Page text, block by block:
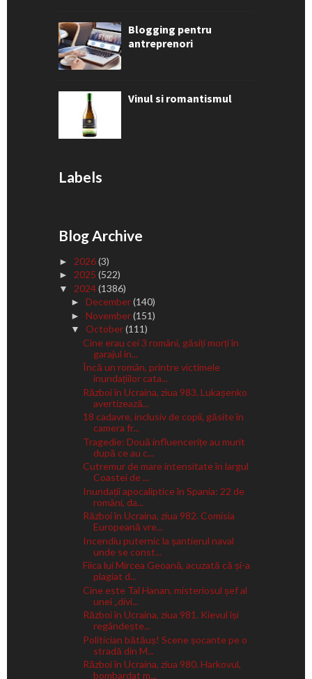
Blogging pentru
antreprenori
Vinul si romantismul
Labels
Blog Archive
► 2026(3)
► 2025 (522)
▼ 2024(1386)
► December(140)
► November(151)
▼ October(111)
Cine erau cei 3 români, găsiți morți în
garajul in...
Încă un român, printre victimele
inundațiilor cata...
Război în Ucraina, ziua 983. Lukașenko
avertizează...
18 cadavre, inclusiv de copii, găsite în
camera fr...
Tragedie: Două influencerițe au murit
după ce au c...
Cutremur de mare intensitate în largul
Coastei de ...
Inundații apocaliptice în Spania: 22 de
români, da...
Război în Ucraina, ziua 982. Comisia
Europeană vre...
Incendiu puternic la șantierul naval
unde se const...
Fiica lui Mircea Geoană, acuzată că și-a
plagiat d...
Cine este Tal Hanan, misteriosul șef al
unei „divi...
Război în Ucraina, ziua 981. Kievul își
regândește...
Politician bătăuș! Scene șocante pe o
stradă din M...
Război în Ucraina, ziua 980. Harkovul,
bombardat m...